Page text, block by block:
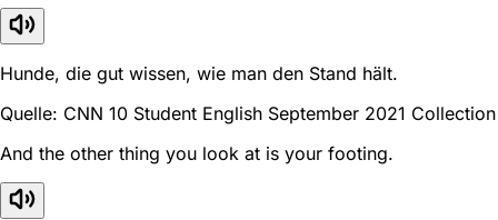
Hunde, die gut wissen, wie man den Stand hält.
Quelle: CNN 10 Student English September 2021 Collection
And the other thing you look at is your footing.